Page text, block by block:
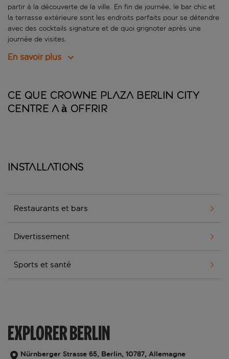
partir à la découverte de la ville. En fin de journée, le bar chic et
la terrasse extérieure sont les endroits parfaits pour se détendre
avec des cocktails signature et de quoi grignoter après une
journée de visites.
En savoir plus
Ce que Crowne Plaza Berlin City
Centre a à offrir
Installations
Restaurants et bars
Divertissement
Sports et santé
EXPLORER BERLIN
Nürnberger Strasse 65, Berlin, 10787, Allemagne